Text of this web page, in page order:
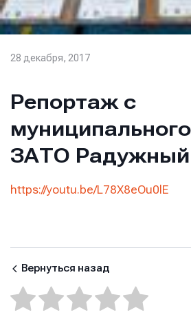
28 декабря, 2017
Репортаж с
ЗАТО Радужный
https://youtu.be/L78X8eOu0lE
Вернуться назад
Имя
Имя